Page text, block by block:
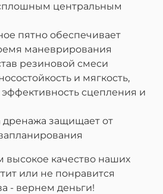
центральным
пятно обеспечивает
маневрирования
резиновой смеси
и мягкость,
сцепления и
дренажа защищает от
высокое качество наших
или не понравится
- вернем деньги!